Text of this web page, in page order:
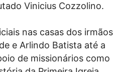
Vinicius Cozzolino.
nas casas dos irmãos
e Arlindo Batista até a
de missionários como